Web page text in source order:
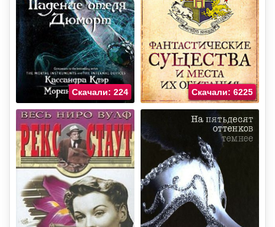
Скачали: 224 Скачали: 6225